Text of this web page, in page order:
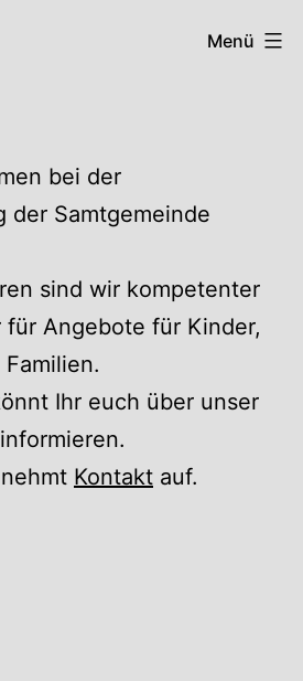
Menü
bei der
der Samtgemeinde
sind wir kompetenter
Angebote für Kinder,
Ihr euch über unser
Kontakt auf.